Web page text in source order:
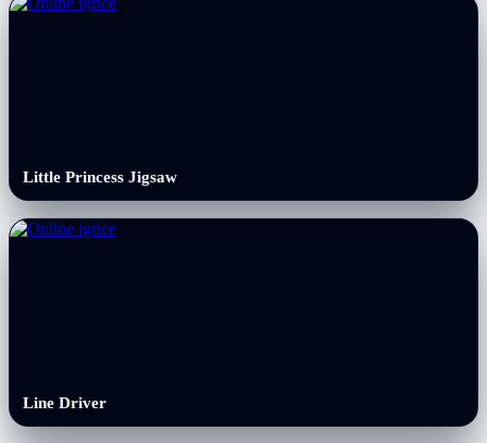
Little Princess Jigsaw
Line Driver